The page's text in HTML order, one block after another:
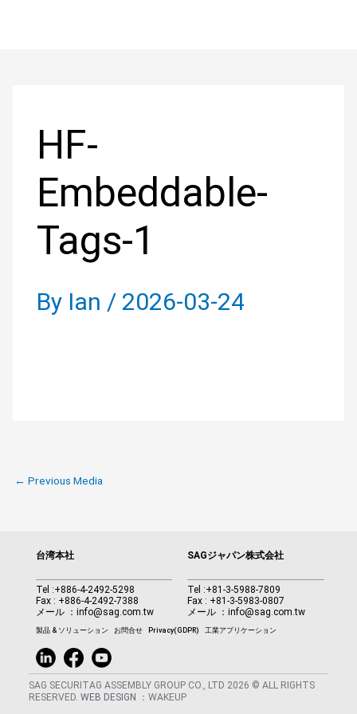
HF-
Embeddable-
Tags-1
By Ian / 2026-03-24
← Previous Media
台湾本社
Tel :+886-4-2492-5298
Fax : +886-4-2492-7388
メール ： info@sag.com.tw
SAGジャパン株式会社
Tel :+81-3-5988-7809
Fax : +81-3-5983-0807
メール ：info@sag.com.tw
製品 & ソリューション お問合せ Privacy(GDPR) 工業アプリケーション
SAG SECURITAG ASSEMBLY GROUP CO., LTD 2026 © ALL RIGHTS
RESERVED. WEB DESIGN ：WAKEUP